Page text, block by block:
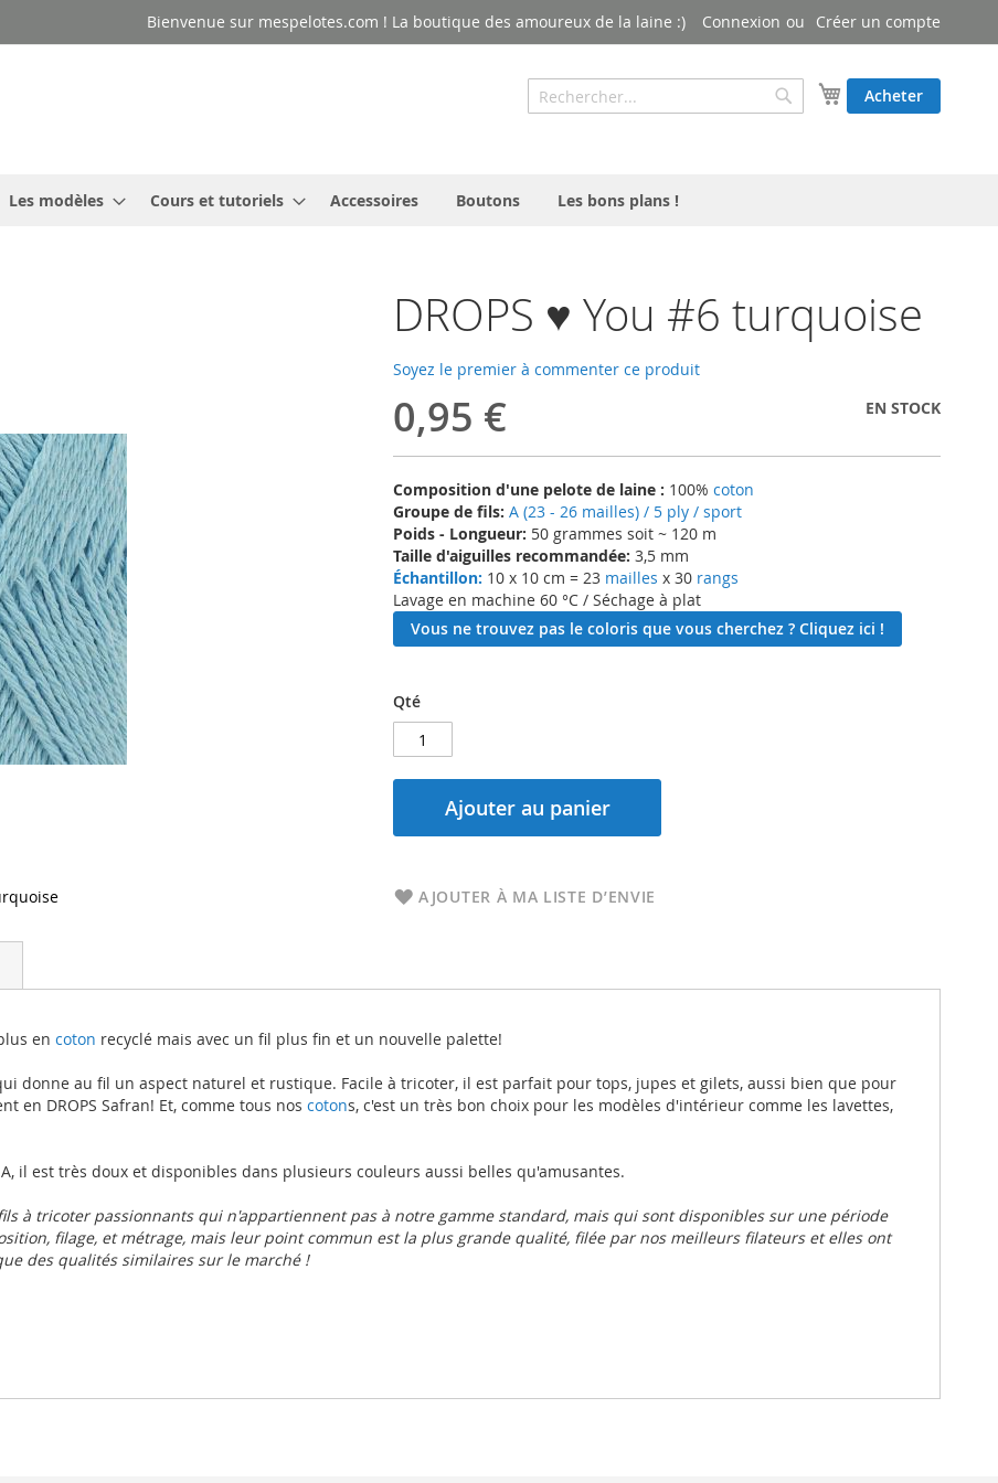
Bienvenue sur mespelotes.com ! La boutique des amoureux de la laine :) Connexion Créer un compte
Mon panier
Acheter
Rechercher
Rechercher
Les modèles Cours et tutoriels Accessoires Boutons Les bons plans !
DROPS ♥ You #6 turquoise
Soyez le premier à commenter ce produit
0,95 € EN STOCK
Composition d'une pelote de laine : 100% coton
Groupe de fils: A (23 - 26 mailles) / 5 ply / sport
Poids - Longueur: 50 grammes soit ~ 120 m
Taille d'aiguilles recommandée: 3,5 mm
Échantillon: 10 x 10 cm = 23 mailles x 30 rangs
Lavage en machine 60 °C / Séchage à plat
Vous ne trouvez pas le coloris que vous cherchez ? Cliquez ici !
Qté
Ajouter au panier
AJOUTER À MA LISTE D’ENVIE
en coton recyclé mais avec un fil plus fin et un nouvelle palette!
donne au fil un aspect naturel et rustique. Facile à tricoter, il est parfait pour tops, jupes et gilets, aussi bien que pour
DROPS Safran! Et, comme tous nos cotons, c'est un très bon choix pour les modèles d'intérieur comme les lavettes,
il est très doux et disponibles dans plusieurs couleurs aussi belles qu'amusantes.
à tricoter passionnants qui n'appartiennent pas à notre gamme standard, mais qui sont disponibles sur une période
filage, et métrage, mais leur point commun est la plus grande qualité, filée par nos meilleurs filateurs et elles ont
des qualités similaires sur le marché !